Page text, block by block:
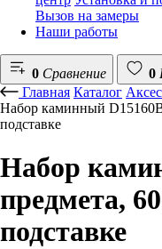
Вызов на замеры
Наши работы
0 Сравнение 0
Главная Каталог
Набор каминный
подставке
Набор
предмета,
подставке